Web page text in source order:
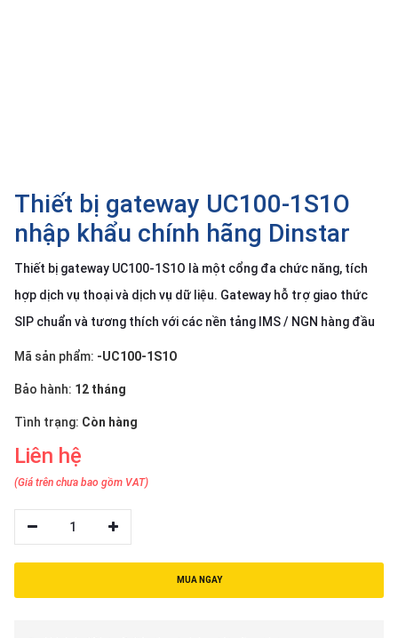
Thiết bị gateway UC100-1S1O
nhập khẩu chính hãng Dinstar
Thiết bị gateway UC100-1S1O là một cổng đa chức năng, tích
hợp dịch vụ thoại và dịch vụ dữ liệu. Gateway hỗ trợ giao thức
SIP chuẩn và tương thích với các nền tảng IMS / NGN hàng đầu
Mã sản phẩm: -UC100-1S1O
Bảo hành: 12 tháng
Tình trạng: Còn hàng
Liên hệ
(Giá trên chưa bao gồm VAT)
1
MUA NGAY
Dịch
trợ
Tin
hệ
Giới
NGÔN
Tiếng
việt